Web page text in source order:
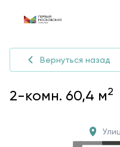
Вернуться назад
2-комн. 60,4 м2